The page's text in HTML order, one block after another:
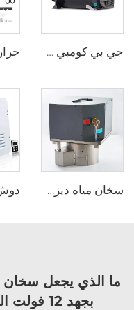
جي بي كومبي 6E LPG 6kw 12v هواء وماء سخان للسيارة الركاب، المقطورة مشابهة لتروما
سخان مياه ديزل JP DC12V مع خزان مياه 18L للمقطورة سيارة المقطورة كامبر فان قارب
بجهد 12 فولت الخيار الأفضل لمغامرتك؟